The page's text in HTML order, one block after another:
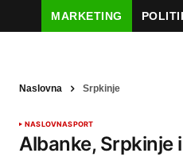
MARKETING
Naslovna Srpkinje
NASLOVNASPORT
Albanke, Srpkinje